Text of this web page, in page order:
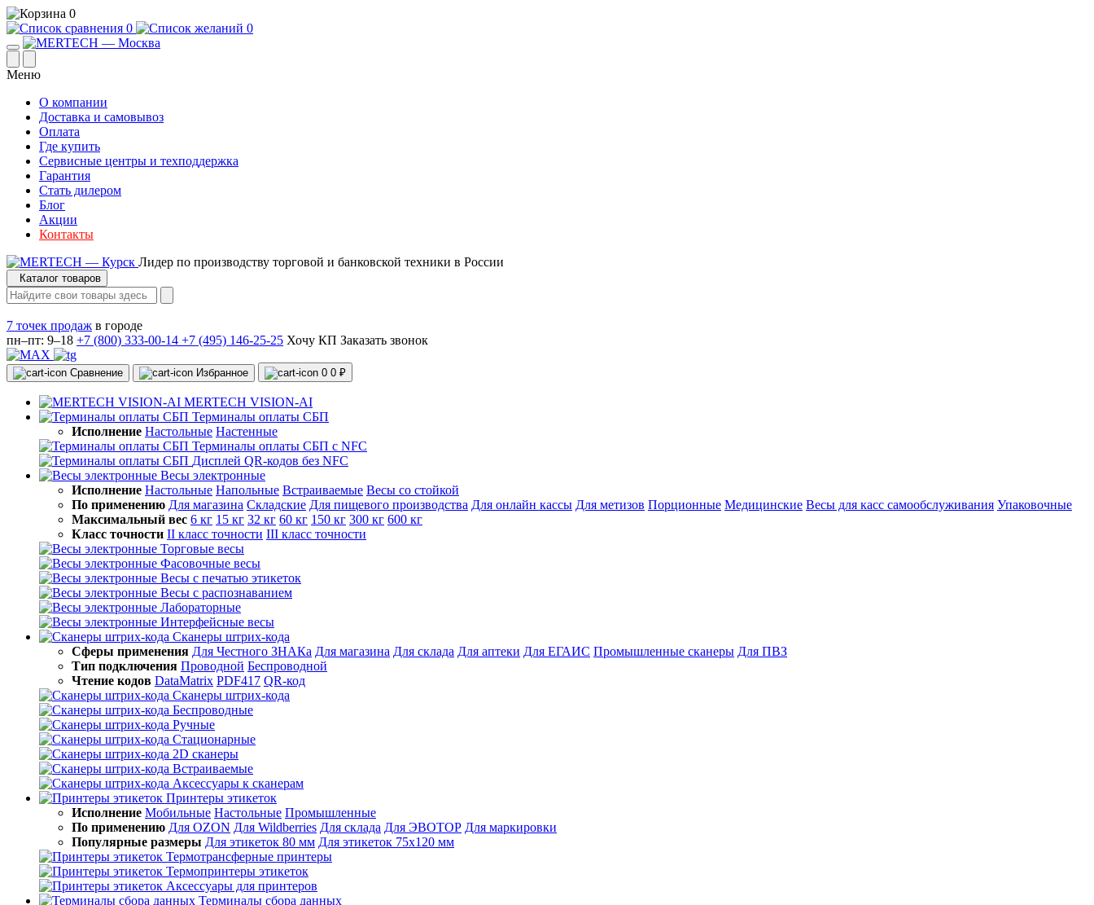
0
0
0
Меню
О компании
Доставка и самовывоз
Оплата
Где купить
Сервисные центры и техподдержка
Гарантия
Стать дилером
Блог
Акции
Контакты
Лидер по производству торговой и банковской техники в России
Каталог товаров
7 точек продаж в городе
пн–пт: 9–18 +7 (800) 333-00-14 +7 (495) 146-25-25 Хочу КП Заказать звонок
Сравнение Избранное 0 0 ₽
MERTECH VISION-AI
Терминалы оплаты СБП
Исполнение Настольные Настенные
Терминалы оплаты СБП с NFC
Дисплей QR-кодов без NFC
Весы электронные
Исполнение Настольные Напольные Встраиваемые Весы со стойкой
По применению Для магазина Складские Для пищевого производства Для онлайн кассы Для метизов Порционные Медицинские Весы для касс самообслуживания Упаковочные
Максимальный вес 6 кг 15 кг 32 кг 60 кг 150 кг 300 кг 600 кг
Класс точности II класс точности III класс точности
Торговые весы
Фасовочные весы
Весы с печатью этикеток
Весы с распознаванием
Лабораторные
Интерфейсные весы
Сканеры штрих-кода
Сферы применения Для Честного ЗНАКа Для магазина Для склада Для аптеки Для ЕГАИС Промышленные сканеры Для ПВЗ
Тип подключения Проводной Беспроводной
Чтение кодов DataMatrix PDF417 QR-код
Сканеры штрих-кода
Беспроводные
Ручные
Стационарные
2D сканеры
Встраиваемые
Аксессуары к сканерам
Принтеры этикеток
Исполнение Мобильные Настольные Промышленные
По применению Для OZON Для Wildberries Для склада Для ЭВОТОР Для маркировки
Популярные размеры Для этикеток 80 мм Для этикеток 75х120 мм
Термотрансферные принтеры
Термопринтеры этикеток
Аксессуары для принтеров
Терминалы сбора данных